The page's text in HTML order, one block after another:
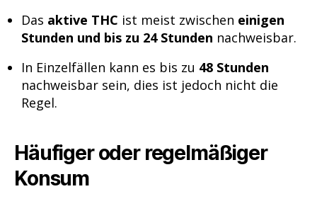
Das aktive THC ist meist zwischen einigen
Stunden und bis zu 24 Stunden nachweisbar.
In Einzelfällen kann es bis zu 48 Stunden
nachweisbar sein, dies ist jedoch nicht die
Regel.
Häufiger oder regelmäßiger
Konsum